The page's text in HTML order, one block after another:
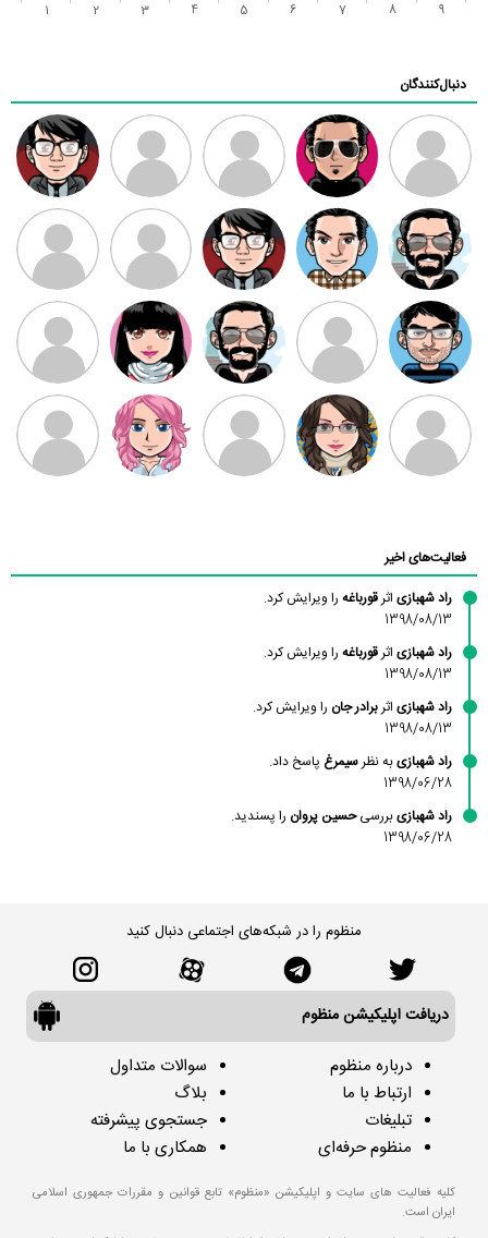
1 2 3 4 5 6 7 8 9
دنبال‌کنندگان
ممدرضا رضا کاظمی زهرا ~ ابتین
سید محمد
موسوی
مهدی فرهمند مهدی سلطانی داود رضیی
طرفدار میلی
بابی براون
کیوان کیانی
سامان راحمی امیردلتا امیروو ملیکا منتظری عارفه داستانپور
فعالیت‌های اخیر
راد شهبازی اثرقورباغه را ویرایش کرد.
1398/08/13
راد شهبازی اثرقورباغه را ویرایش کرد.
1398/08/13
راد شهبازی اثربرادر جان را ویرایش کرد.
1398/08/13
راد شهبازیبه نظرسیمرغ پاسخ داد.
1398/06/28
راد شهبازیبررسیحسین پروان را پسندید.
1398/06/28
منظوم را در شبکه‌های اجتماعی دنبال کنید
دریافت اپلیکیشن منظوم
درباره منظوم
ارتباط با ما
تبلیغات
منظوم حرفه‌ای
سوالات متداول
بلاگ
جستجوی پیشرفته
همکاری با ما
کلیه فعالیت های سایت و اپلیکیشن «منظوم» تابع قوانین و مقررات جمهوری اسلامی
ایران است.